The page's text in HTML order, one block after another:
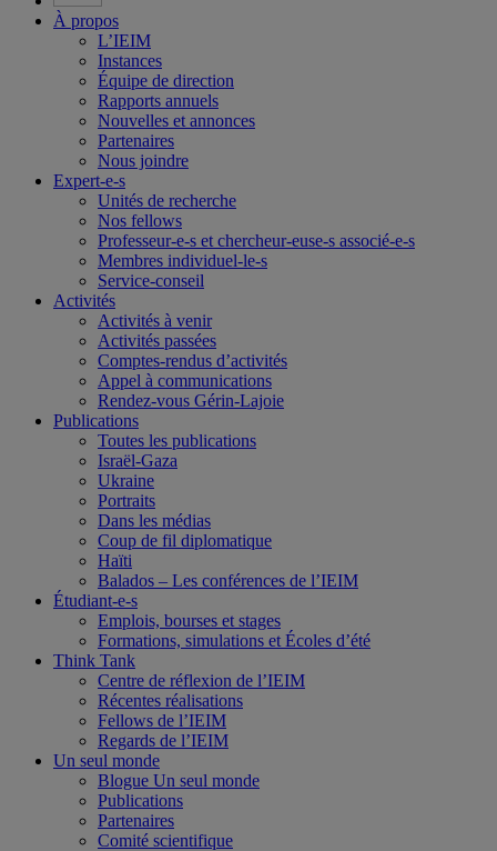
À propos
L’IEIM
Instances
Équipe de direction
Rapports annuels
Nouvelles et annonces
Partenaires
Nous joindre
Expert-e-s
Unités de recherche
Nos fellows
Professeur-e-s et chercheur-euse-s associé-e-s
Membres individuel-le-s
Service-conseil
Activités
Activités à venir
Activités passées
Comptes-rendus d’activités
Appel à communications
Rendez-vous Gérin-Lajoie
Publications
Toutes les publications
Israël-Gaza
Ukraine
Portraits
Dans les médias
Coup de fil diplomatique
Haïti
Balados – Les conférences de l’IEIM
Étudiant-e-s
Emplois, bourses et stages
Formations, simulations et Écoles d’été
Think Tank
Centre de réflexion de l’IEIM
Récentes réalisations
Fellows de l’IEIM
Regards de l’IEIM
Un seul monde
Blogue Un seul monde
Publications
Partenaires
Comité scientifique